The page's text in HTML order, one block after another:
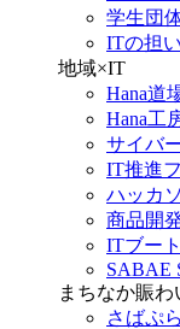
学生団
ITの担
地域×IT
Hana道
Hana工
サイバ
IT推進
ハッカ
商品開
ITブー
SABAE
まちなか賑わ
さばぷら